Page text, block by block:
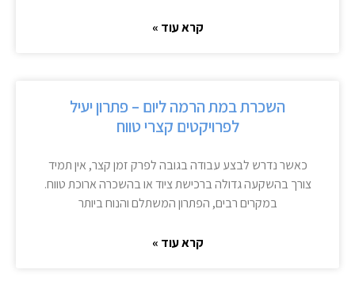
קרא עוד »
השכרת במת הרמה ליום – פתרון יעיל
לפרויקטים קצרי טווח
כאשר נדרש לבצע עבודה בגובה לפרק זמן קצר, אין תמיד
צורך בהשקעה גדולה ברכישת ציוד או בהשכרה ארוכת טווח.
במקרים רבים, הפתרון המשתלם והנוח ביותר
קרא עוד »